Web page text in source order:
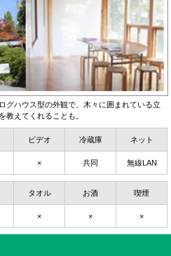
グハウス型の外観で、木々に囲まれている立
教えてくれることも。
ビデオ 冷蔵庫 ネット
× 共同 無線LAN
タオル お酒 喫煙
× × ×